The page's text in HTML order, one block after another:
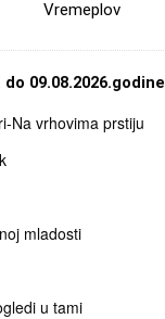
09.08.2026.godine
Na vrhovima prstiju
mladosti
u tami